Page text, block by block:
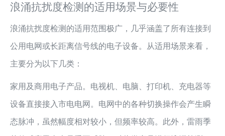
浪涌抗扰度检测的适用场景与必要性
浪涌抗扰度检测的适用范围极广，几乎涵盖了所有连接到
公用电网或长距离信号线的电子设备。从适用场景来看，
主要分为以下几类：
家用及商用电子产品。电视机、电脑、打印机、充电器等
设备直接接入市电电网。电网中的各种切换操作会产生瞬
态脉冲，虽然幅度相对较小，但频率较高。此外，雷雨季